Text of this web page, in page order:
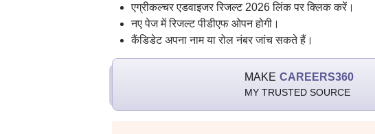
एग्रीकल्चर एडवाइजर रिजल्ट 2026 लिंक पर क्लिक करें।
नए पेज में रिजल्ट पीडीएफ ओपन होगी।
कैंडिडेट अपना नाम या रोल नंबर जांच सकते हैं।
MAKE CAREERS360
MY TRUSTED SOURCE